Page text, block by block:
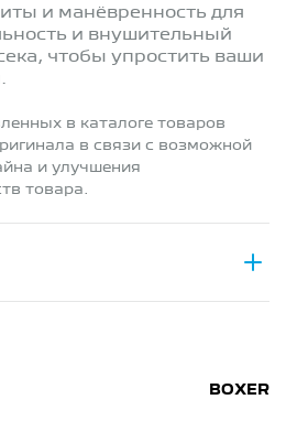
и манёвренность для
и внушительный
чтобы упростить ваши
в каталоге товаров
в связи с возможной
и улучшения
товара.
BOXER